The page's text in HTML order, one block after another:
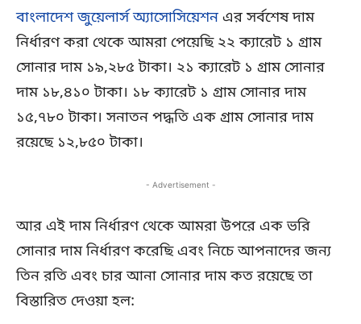
বাংলাদেশ জুয়েলার্স অ্যাসোসিয়েশন এর সর্বশেষ দাম
নির্ধারণ করা থেকে আমরা পেয়েছি ২২ ক্যারেট ১ গ্রাম
সোনার দাম ১৯,২৮৫ টাকা। ২১ ক্যারেট ১ গ্রাম সোনার
দাম ১৮,৪১০ টাকা। ১৮ ক্যারেট ১ গ্রাম সোনার দাম
১৫,৭৮০ টাকা। সনাতন পদ্ধতি এক গ্রাম সোনার দাম
রয়েছে ১২,৮৫০ টাকা।
- Advertisement -
আর এই দাম নির্ধারণ থেকে আমরা উপরে এক ভরি
সোনার দাম নির্ধারণ করেছি এবং নিচে আপনাদের জন্য
তিন রতি এবং চার আনা সোনার দাম কত রয়েছে তা
বিস্তারিত দেওয়া হল: